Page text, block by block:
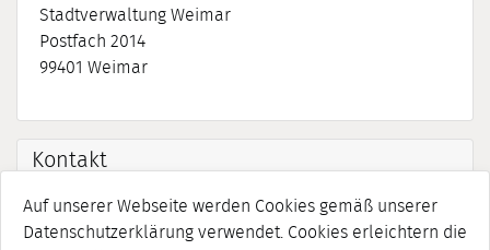
Auf unserer Webseite werden Cookies gemäß unserer
Datenschutzerklärung verwendet. Cookies erleichtern die
Stadtverwaltung Weimar
Postfach 2014
99401 Weimar
Kontakt
Telefon:
03643 762-0